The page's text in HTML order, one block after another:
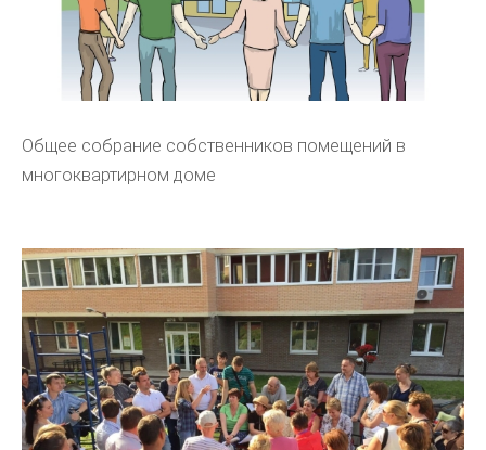
Общее собрание собственников помещений в
многоквартирном доме